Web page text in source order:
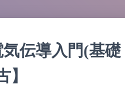
伝導入門(基礎